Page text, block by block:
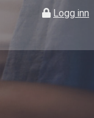
Logg inn